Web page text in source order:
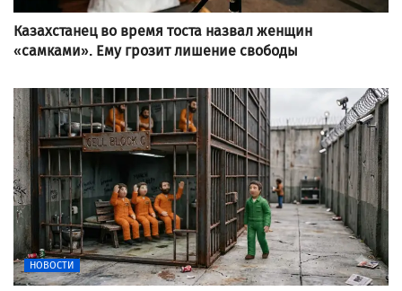
Казахстанец во время тоста назвал женщин
«самками». Ему грозит лишение свободы
НОВОСТИ